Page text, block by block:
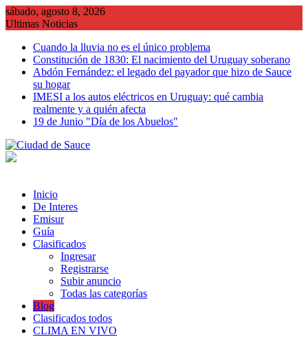
Saltar
al
sábado, agosto 8, 2026
Ultimas Noticias
Cuando la lluvia no es el único problema
Constitución de 1830: El nacimiento del Uruguay soberano
Abdón Fernández: el legado del payador que hizo de Sauce
su hogar
IMESI a los autos eléctricos en Uruguay: qué cambia
realmente y a quién afecta
19 de Junio "Día de los Abuelos"
Inicio
De Interes
Emisur
Guía
Clasificados
Ingresar
Registrarse
Subir anuncio
Todas las categorías
Blog
Clasificados todos
CLIMA EN VIVO